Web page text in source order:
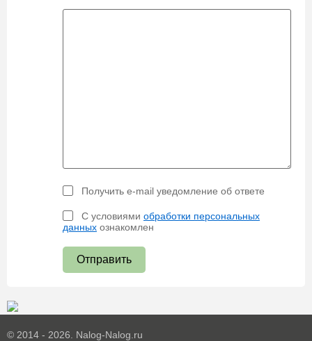
Получить e-mail уведомление об ответе
С условиями обработки персональных
данных ознакомлен
Отправить
© 2014 - 2026. Nalog-Nalog.ru